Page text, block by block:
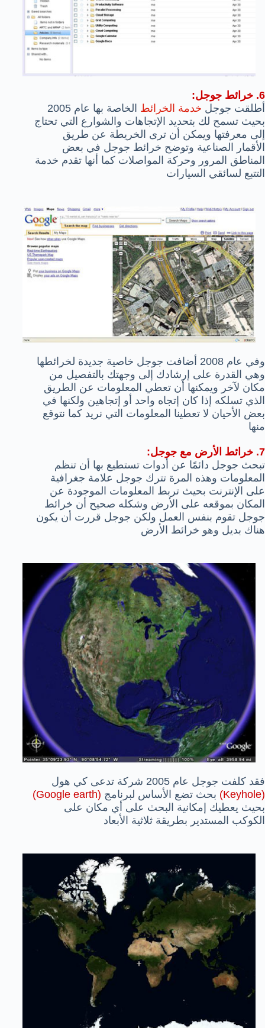
6. خرائط جوجل:
أطلقت جوجل خدمة الخرائط
الخاصة بها عام 2005
بحيث تسمح لك بتحديد الإتجاهات والشوارع التي تحتاج
إلى معرفتها ويمكن أن ترى الخريطة عن طريق
الأقمار الصناعية وتوضح خرائط جوجل في بعض
المناطق المرور وحركة المواصلات كما أنها تقدم خدمة
التتبع لسائقي السيارات
وفي عام 2008 أضافت جوجل خاصية جديدة لخرائطها
وهي القدرة على إرشادك إلى وجهتك بالتفصيل من
مكان لآخر ويمكنها أن تعطي المعلومات عن الطريق
الذي تسلكه إذا كان إتجاه واحد أو إتجاهين ولكنها في
بعض الأحيان لا تعطينا المعلومات التي نريد كما نتوقع
منها
7. خرائط الأرض مع جوجل:
تبحث جوجل دائمًا عن أدوات تستطيع بها أن تنظم
المعلومات وهذه المرة تترك جوجل علامة جغرافية
على الإنترنت بحيث تربط المعلومات الموجودة عن
المكان بموقعه على الأرض وشكله صحيح أن خرائط
جوجل تقوم بنفس العمل ولكن جوجل قررت أن يكون
هناك بديل وهو خرائط الأرض
فقد كلفت جوجل عام 2005 شركة تدعى كي هول
(Keyhole)
بحث تضع الأساس لبرنامج (Google earth)
بحيث يعطيك إمكانية البحث على أي مكان على
الكوكب المستدير بطريقة ثلاثية الأبعاد